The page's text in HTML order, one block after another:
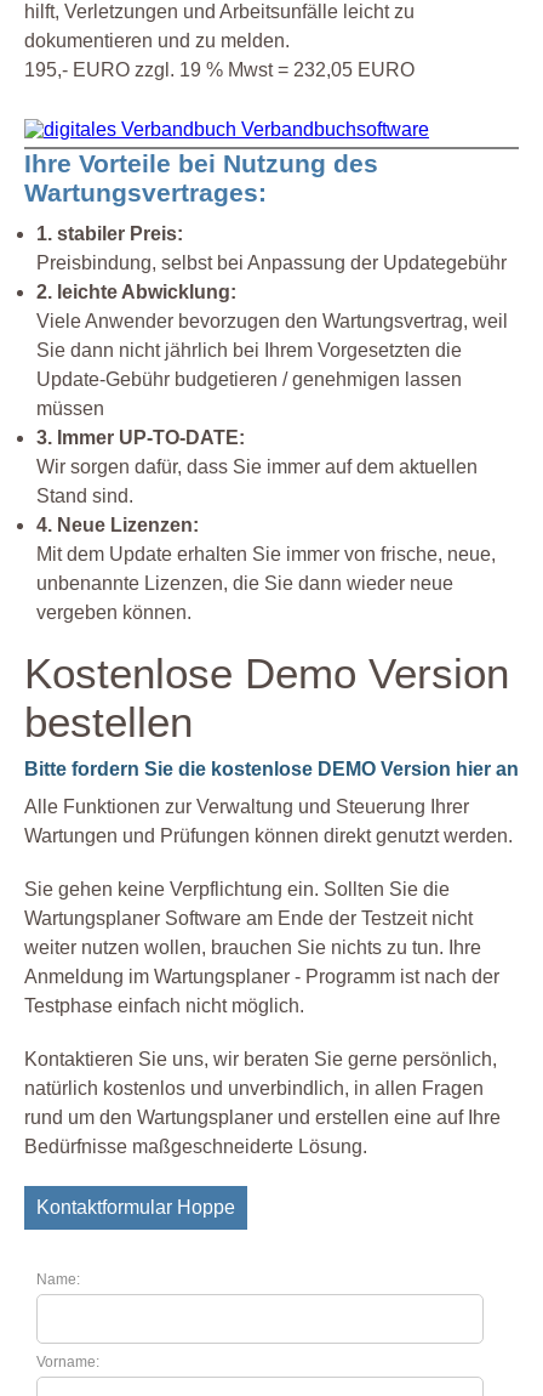
hilft, Verletzungen und Arbeitsunfälle leicht zu
dokumentieren und zu melden.
195,- EURO zzgl. 19 % Mwst = 232,05 EURO
Ihre Vorteile bei Nutzung des
Wartungsvertrages:
1. stabiler Preis:
Preisbindung, selbst bei Anpassung der Updategebühr
2. leichte Abwicklung:
Viele Anwender bevorzugen den Wartungsvertrag, weil
Sie dann nicht jährlich bei Ihrem Vorgesetzten die
Update-Gebühr budgetieren / genehmigen lassen
müssen
3. Immer UP-TO-DATE:
Wir sorgen dafür, dass Sie immer auf dem aktuellen
Stand sind.
4. Neue Lizenzen:
Mit dem Update erhalten Sie immer von frische, neue,
unbenannte Lizenzen, die Sie dann wieder neue
vergeben können.
Kostenlose Demo Version
bestellen
Bitte fordern Sie die kostenlose DEMO Version hier an
Alle Funktionen zur Verwaltung und Steuerung Ihrer
Wartungen und Prüfungen können direkt genutzt werden.
Sie gehen keine Verpflichtung ein. Sollten Sie die
Wartungsplaner Software am Ende der Testzeit nicht
weiter nutzen wollen, brauchen Sie nichts zu tun. Ihre
Anmeldung im Wartungsplaner - Programm ist nach der
Testphase einfach nicht möglich.
Kontaktieren Sie uns, wir beraten Sie gerne persönlich,
natürlich kostenlos und unverbindlich, in allen Fragen
rund um den Wartungsplaner und erstellen eine auf Ihre
Bedürfnisse maßgeschneiderte Lösung.
Kontaktformular Hoppe